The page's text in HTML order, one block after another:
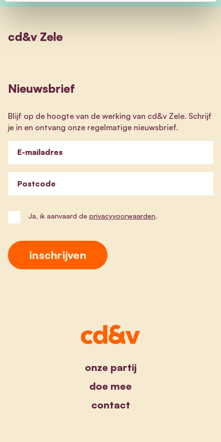
cd&v Zele
Nieuwsbrief
Blijf op de hoogte van de werking van cd&v Zele. Schrijf
je in en ontvang onze regelmatige nieuwsbrief.
E-mailadres
Postcode
Ja, ik aanvaard de privacyvoorwaarden.
onze partij
doe mee
contact